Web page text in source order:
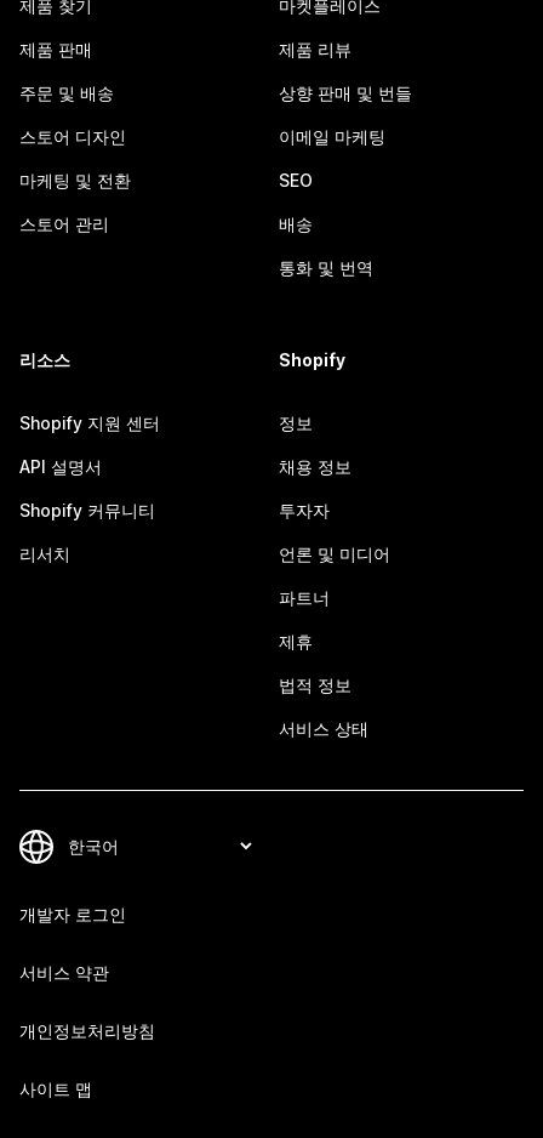
제품 찾기
제품 판매
주문 및 배송
스토어 디자인
마케팅 및 전환
스토어 관리
마켓플레이스
제품 리뷰
상향 판매 및 번들
이메일 마케팅
SEO
배송
통화 및 번역
리소스
Shopify 지원 센터
API 설명서
Shopify 커뮤니티
리서치
Shopify
정보
채용 정보
투자자
언론 및 미디어
파트너
제휴
법적 정보
서비스 상태
개발자 로그인
서비스 약관
개인정보처리방침
사이트 맵